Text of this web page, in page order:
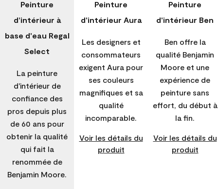
Peinture
d’intérieur à
base d'eau Regal
Select
La peinture
d'intérieur de
confiance des
pros depuis plus
de 60 ans pour
obtenir la qualité
qui fait la
renommée de
Benjamin Moore.
Peinture
d'intérieur Aura
Les designers et
consommateurs
exigent Aura pour
ses couleurs
magnifiques et sa
qualité
incomparable.
Voir les détails du
produit
Peinture
d'intérieur Ben
Ben offre la
qualité Benjamin
Moore et une
expérience de
peinture sans
effort, du début à
la fin.
Voir les détails du
produit